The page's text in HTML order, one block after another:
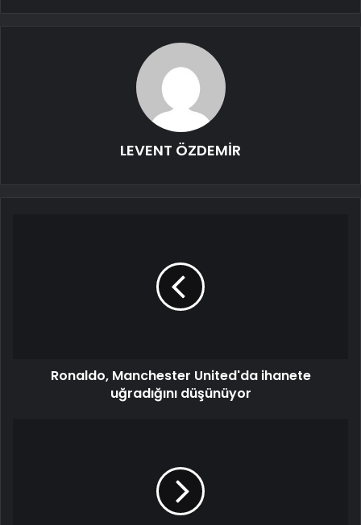
LEVENT ÖZDEMİR
Ronaldo, Manchester United'da ihanete
uğradığını düşünüyor